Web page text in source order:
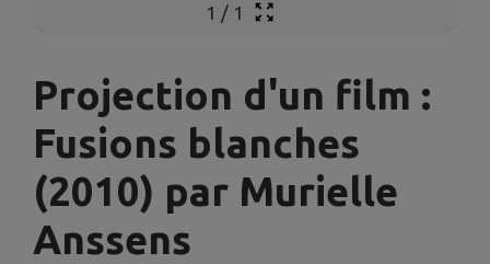
1 / 1
Projection d'un film :
Fusions blanches
(2010) par Murielle
Anssens